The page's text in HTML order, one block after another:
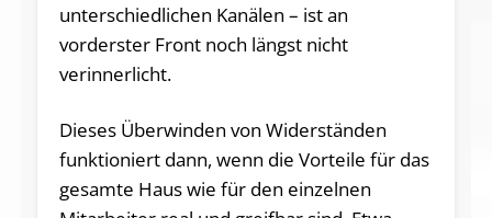
unterschiedlichen Kanälen – ist an
vorderster Front noch längst nicht
verinnerlicht.
Dieses Überwinden von Widerständen
funktioniert dann, wenn die Vorteile für das
gesamte Haus wie für den einzelnen